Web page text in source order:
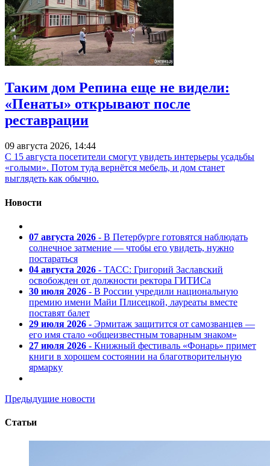
Таким дом Репина еще не видели:
«Пенаты» открывают после
реставрации
09 августа 2026, 14:44
С 15 августа посетители смогут увидеть интерьеры усадьбы
«голыми». Потом туда вернётся мебель, и дом станет
выглядеть как обычно.
Новости
07 августа 2026 - В Петербурге готовятся наблюдать
солнечное затмение — чтобы его увидеть, нужно
постараться
04 августа 2026 - ТАСС: Григорий Заславский
освобожден от должности ректора ГИТИСа
30 июля 2026 - В России учредили национальную
премию имени Майи Плисецкой, лауреаты вместе
поставят балет
29 июля 2026 - Эрмитаж защитится от самозванцев —
его имя стало «общеизвестным товарным знаком»
27 июля 2026 - Книжный фестиваль «Фонарь» примет
книги в хорошем состоянии на благотворительную
ярмарку
Предыдущие новости
Статьи